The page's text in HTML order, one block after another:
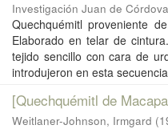
Investigación Juan de Córdova
Quechquémitl proveniente
Elaborado en telar de
tejido sencillo con cara de
introdujeron en esta
[Quechquémitl de
Weitlaner-Johnson, Irmgard